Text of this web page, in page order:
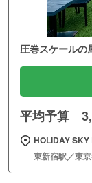
圧巻スケールの
平均予算
HOLIDAY SKY
東新宿駅／東